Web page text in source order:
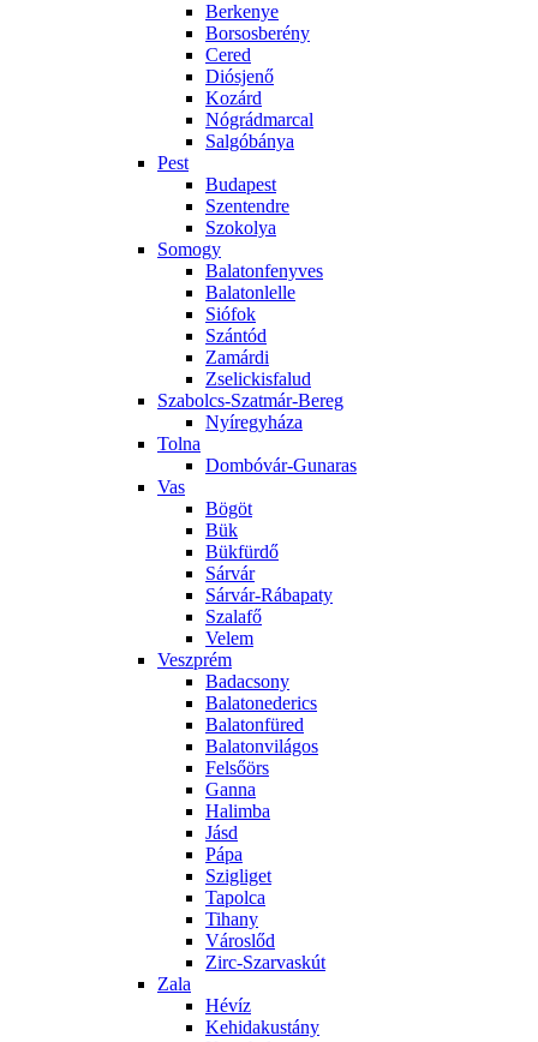
Berkenye
Borsosberény
Cered
Diósjenő
Kozárd
Nógrádmarcal
Salgóbánya
Pest
Budapest
Szentendre
Szokolya
Somogy
Balatonfenyves
Balatonlelle
Siófok
Szántód
Zamárdi
Zselickisfalud
Szabolcs-Szatmár-Bereg
Nyíregyháza
Tolna
Dombóvár-Gunaras
Vas
Bögöt
Bük
Bükfürdő
Sárvár
Sárvár-Rábapaty
Szalafő
Velem
Veszprém
Badacsony
Balatonederics
Balatonfüred
Balatonvilágos
Felsőörs
Ganna
Halimba
Jásd
Pápa
Szigliget
Tapolca
Tihany
Városlőd
Zirc-Szarvaskút
Zala
Hévíz
Kehidakustány